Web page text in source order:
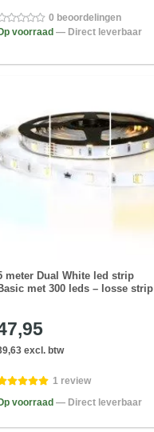
0 beoordelingen
voorraad — Direct leverbaar
meter Dual White led strip
met 300 leds – losse strip
excl. btw
1 review
voorraad — Direct leverbaar